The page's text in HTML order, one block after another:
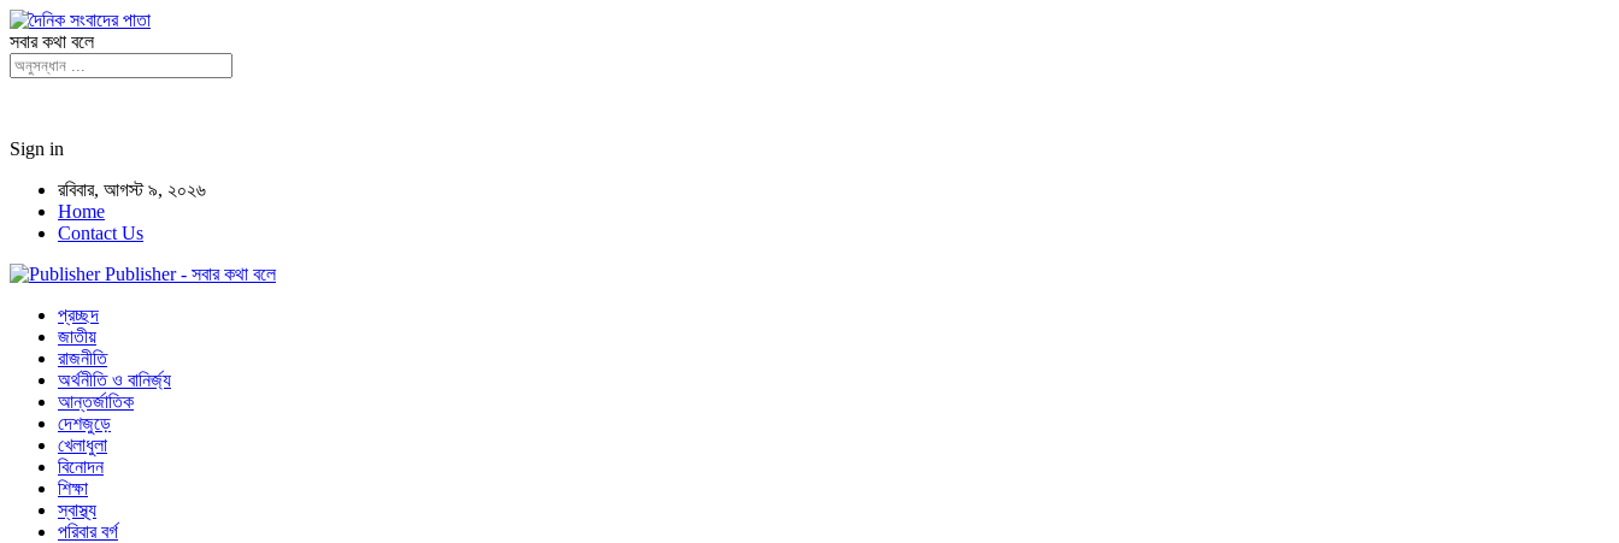
সবার কথা বলে
Sign in
রবিবার, আগস্ট ৯, ২০২৬
Home
Contact Us
Publisher - সবার কথা বলে
প্রচ্ছদ
জাতীয়
রাজনীতি
অর্থনীতি ও বানির্জ্য
আন্তর্জাতিক
দেশজুড়ে
খেলাধুলা
বিনোদন
শিক্ষা
স্বাস্থ্য
পরিবার বর্গ